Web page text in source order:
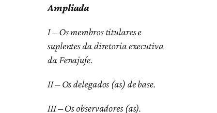
Ampliada
I – Os membros titulares e
suplentes da diretoria executiva
da Fenajufe.
II – Os delegados (as) de base.
III – Os observadores (as).